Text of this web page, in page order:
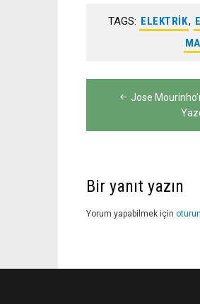
TAGS: ELEKTRIK,
Yazı
gezinmesi
Jose
Bir yanıt yazın
Yorum yapabilmek için